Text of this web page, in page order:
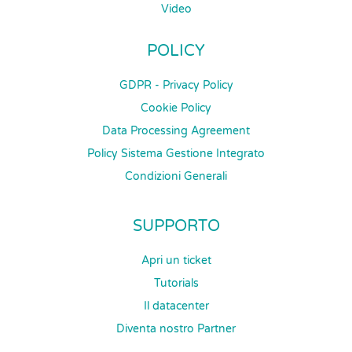
Video
POLICY
GDPR - Privacy Policy
Cookie Policy
Data Processing Agreement
Policy Sistema Gestione Integrato
Condizioni Generali
SUPPORTO
Apri un ticket
Tutorials
Il datacenter
Diventa nostro Partner